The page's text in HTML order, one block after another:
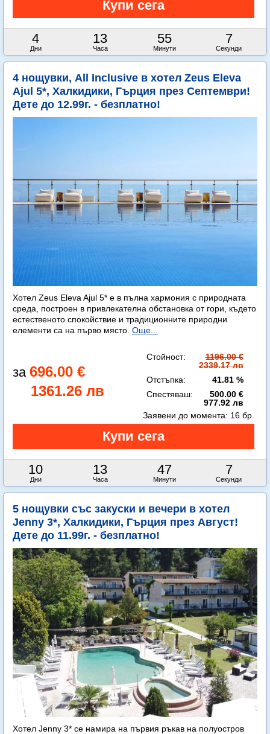
4
Дни
13
Часа
55
Минути
5
Секунди
4 нощувки, All Inclusive в хотел Zeus Eleva
Ajul 5*, Халкидики, Гърция през Септември!
Дете до 12.99г. - безплатно!
Хотел Zeus Eleva Ajul 5* е в пълна хармония с природната
среда, построен в привлекателна обстановка от гори, където
естественото спокойствие и традиционните природни
елементи са на първо място. Още...
696.00 €
1361.26 лв
Стойност:
1196.00 €
2339.17 лв
Отстъпка:
41.81 %
Спестяваш:
500.00 €
977.92 лв
10
Дни
13
Часа
47
Минути
5
Секунди
Заявени до момента: 16 бр.
5 нощувки със закуски и вечери в хотел
Jenny 3*, Халкидики, Гърция през Август!
Дете до 11.99г. - безплатно!
Хотел Jenny 3* се намира на първия ръкав на полуостров